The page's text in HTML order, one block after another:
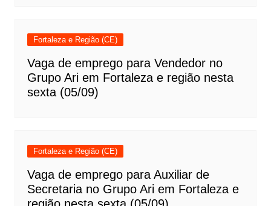
Fortaleza e Região (CE)
Vaga de emprego para Vendedor no
Grupo Ari em Fortaleza e região nesta
sexta (05/09)
Fortaleza e Região (CE)
Vaga de emprego para Auxiliar de
Secretaria no Grupo Ari em Fortaleza e
região nesta sexta (05/09)